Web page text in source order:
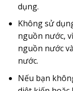
dụng.
Không sử
nguồn nước,
nguồn nước
nước.
Nếu bạn